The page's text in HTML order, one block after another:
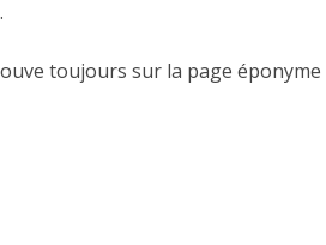
.
toujours sur la page éponyme